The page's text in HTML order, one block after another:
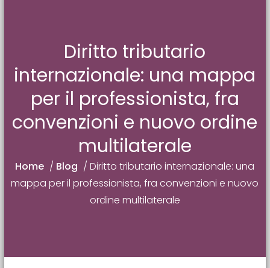
Diritto tributario
internazionale: una mappa
per il professionista, fra
convenzioni e nuovo ordine
multilaterale
Home / Blog /Diritto tributario internazionale: una
mappa per il professionista, fra convenzioni e nuovo
ordine multilaterale